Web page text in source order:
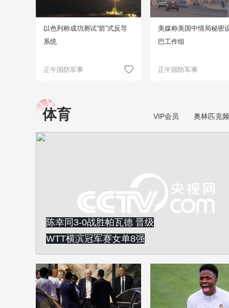
以色列称成功测试“箭”式反导
系统
正午国防军事
美媒称美国中情局秘密
巴工作组
正午国防军事
体育 VIP会员 奥林匹克
陈幸同3-0战胜帕瓦德 晋级
WTT横滨冠军赛女单8强